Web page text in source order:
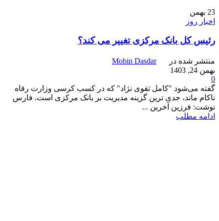
23 بهمن
اخبار روز
رئیس‌ کل بانک مرکزی تغییر می کند؟
منتشر شده در
Mobin Dasdar
بهمن 24, 1403
0
گفته می‌شود "کامل تقوی نژاد" که در کسب کرسی وزارت رفاه
ناکام ماند، جدی ترین گزینه مدیریت بر بانک مرکزی است‌. فارس
نوشت: فرزین آخرین ...
ادامه مطلب